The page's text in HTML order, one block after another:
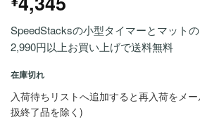
く5段階評
5点
SpeedStacksの小型タイマーとマット
2,990円以上お買い上げで送料無料
在庫切れ
入荷待ちリストへ追加すると再入荷をメ
扱終了品を除く)